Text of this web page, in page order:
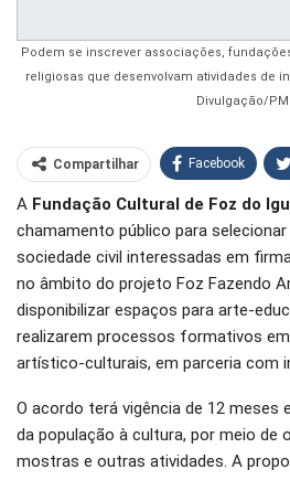
Podem se inscrever associações,
religiosas que desenvolvam atividades de
Divulgação/
Compartilhar Facebook
WhatsApp
O email
A Fundação Cultural de Foz do
chamamento público para
sociedade civil interessadas em
no âmbito do projeto Foz Fazendo
disponibilizar espaços para arte-
realizarem processos formativos
artístico-culturais, em parceria com
O acordo terá vigência de 12 meses
da população à cultura, por meio de
mostras e outras atividades. A